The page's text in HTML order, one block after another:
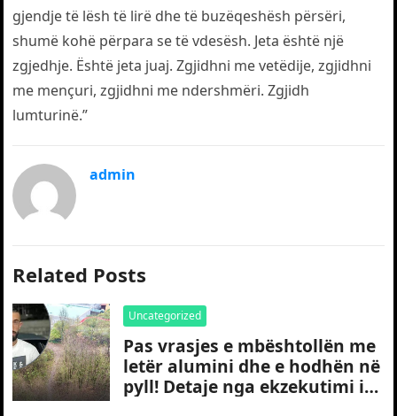
gjendje të lësh të lirë dhe të buzëqeshësh përsëri,
shumë kohë përpara se të vdesësh. Jeta është një
zgjedhje. Është jeta juaj. Zgjidhni me vetëdije, zgjidhni
me mençuri, zgjidhni me ndershmëri. Zgjidh
lumturinë.”
admin
Related Posts
Uncategorized
Pas vrasjes e mbështollën me
letër alumini dhe e hodhën në
pyll! Detaje nga ekzekutimi i